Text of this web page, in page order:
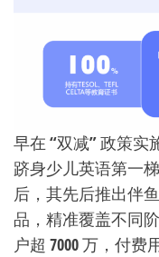
早在 “双减” 政策实
跻身少儿英语第一
后，其先后推出伴
品，精准覆盖不同
户超 7000 万，付费